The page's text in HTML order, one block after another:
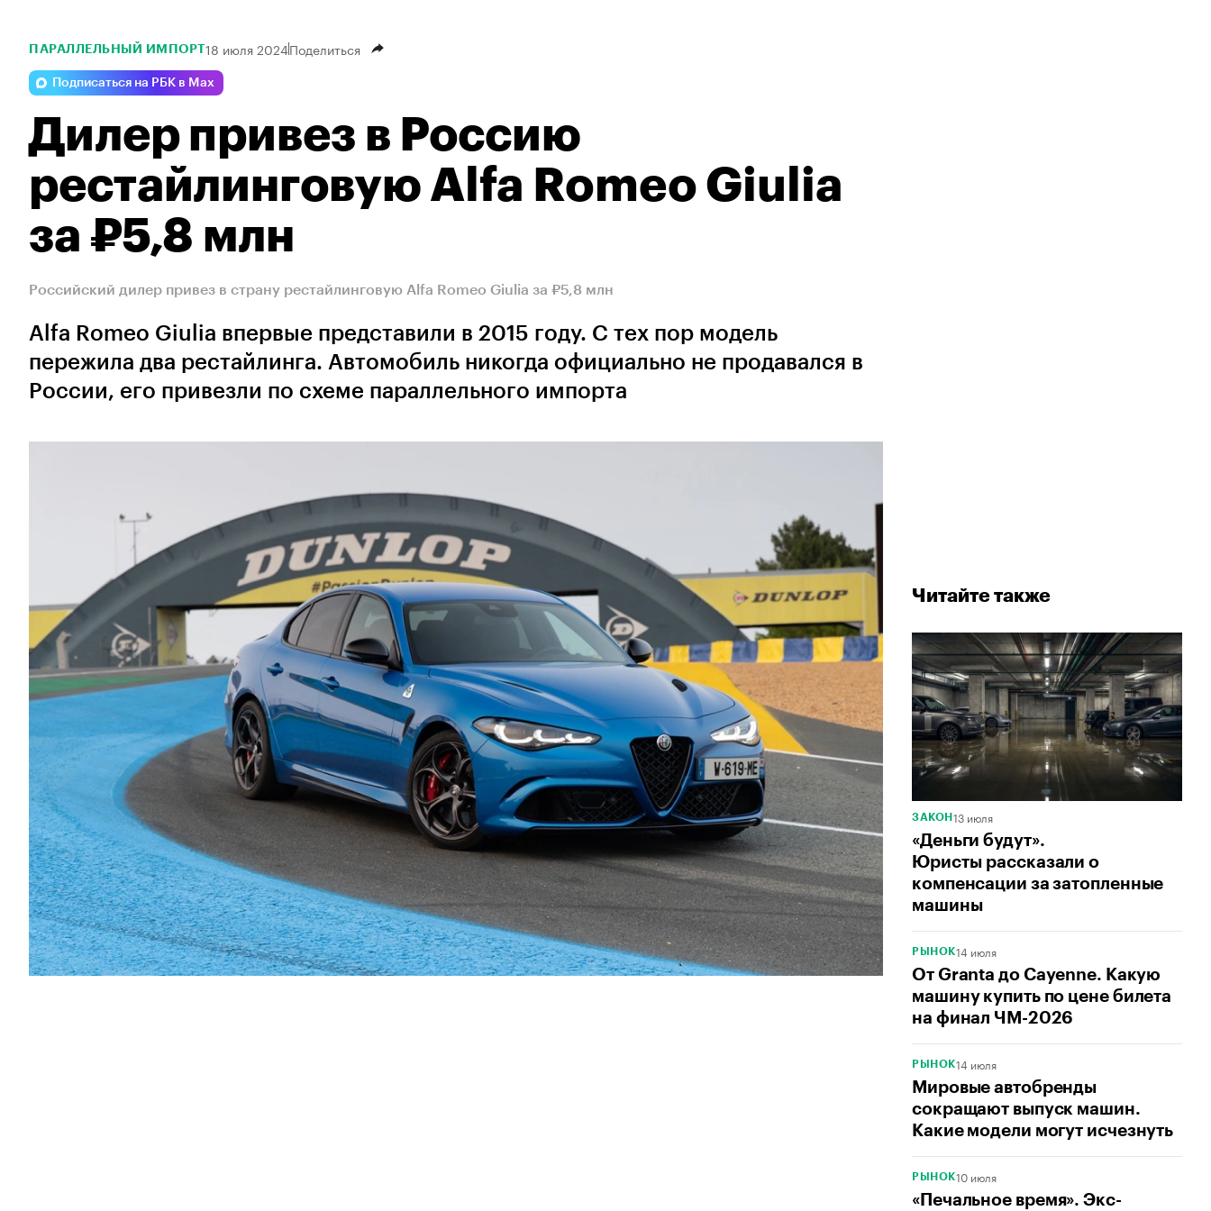
Читайте также
ЗАКОН 13 июля
«Деньги будут».
Юристы рассказали о
компенсации за затопленные
машины
РЫНОК14 июля
От Granta до Cayenne. Какую
машину купить по цене билета
на финал ЧМ-2026
РЫНОК14 июля
Мировые автобренды
сокращают выпуск машин.
Какие модели могут исчезнуть
РЫНОК10 июля
«Печальное время». Экс-
ПАРАЛЛЕЛЬНЫЙ ИМПОРТ18 июля 2024Поделиться
Подписаться на РБК в Max
Дилер привез в Россию
рестайлинговую Alfa Romeo Giulia
за ₽5,8 млн
Российский дилер привез в страну рестайлинговую Alfa Romeo Giulia за ₽5,8 млн
Alfa Romeo Giulia впервые представили в 2015 году. С тех пор модель
пережила два рестайлинга. Автомобиль никогда официально не продавался в
России, его привезли по схеме параллельного импорта